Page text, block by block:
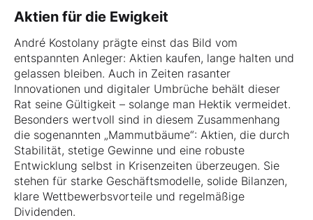
Aktien für die Ewigkeit
André Kostolany prägte einst das Bild vom
entspannten Anleger: Aktien kaufen, lange halten und
gelassen bleiben. Auch in Zeiten rasanter
Innovationen und digitaler Umbrüche behält dieser
Rat seine Gültigkeit – solange man Hektik vermeidet.
Besonders wertvoll sind in diesem Zusammenhang
die sogenannten „Mammutbäume“: Aktien, die durch
Stabilität, stetige Gewinne und eine robuste
Entwicklung selbst in Krisenzeiten überzeugen. Sie
stehen für starke Geschäftsmodelle, solide Bilanzen,
klare Wettbewerbsvorteile und regelmäßige
Dividenden.